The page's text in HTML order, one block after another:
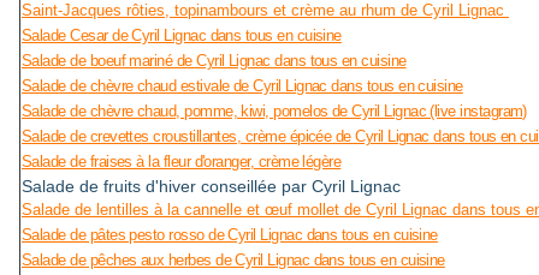
Saint-Jacques rôties, topinambours et crème au rhum de Cyril Lignac
Salade Cesar de Cyril Lignac dans tous en cuisine
Salade de boeuf mariné de Cyril Lignac dans tous en cuisine
Salade de chèvre chaud estivale de Cyril Lignac dans tous en cuisine
Salade de chèvre chaud, pomme, kiwi, pomelos de Cyril Lignac (live instagram)
Salade de crevettes croustillantes, crème épicée de Cyril Lignac dans tous en
Salade de fraises à la fleur d'oranger, crème légère
Salade de fruits d'hiver conseillée par Cyril Lignac
Salade de lentilles à la cannelle et œuf mollet de Cyril Lignac dans tous
Salade de pâtes pesto rosso de Cyril Lignac dans tous en cuisine
Salade de pêches aux herbes de Cyril Lignac dans tous en cuisine